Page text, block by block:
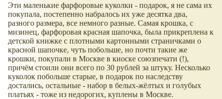
Эти маленькие фарфоровые куколки - подарок, я не сама их
покупала, постепенно набралось их уже десятка два,
разного размера, все немного разные. Самая крошка, с
мизинец, фарфоровая красная шапочка, была прикреплена к
детской книжке с плотными картонными страничками о
красной шапочке, чуть побольше, но почти такие же
крошки, покупали в Москве в киоске союзпечати (!),
причём стоили они всего по 30 рублей за штуку. Несколько
куколок побольше старые, в подарок по наследству
достались, остальные - набор в белых-жёлтых и голубых
платьях - тоже из недорогих, куплены в Москве.